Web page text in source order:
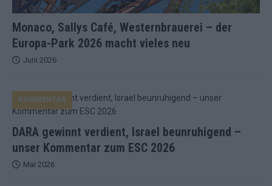
Monaco, Sallys Café, Westernbrauerei – der
Europa-Park 2026 macht vieles neu
Juni 2026
DARA gewinnt verdient, Israel beunruhigend –
unser Kommentar zum ESC 2026
KOMMENTAR
Mai 2026